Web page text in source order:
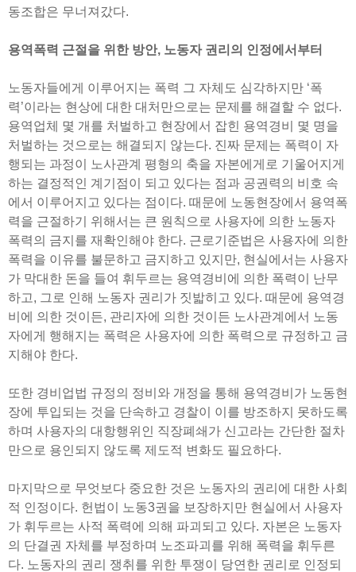
동조합은 무너져갔다.
용역폭력 근절을 위한 방안, 노동자 권리의 인정에서부터
노동자들에게 이루어지는 폭력 그 자체도 심각하지만 ‘폭
력’이라는 현상에 대한 대처만으로는 문제를 해결할 수 없다.
용역업체 몇 개를 처벌하고 현장에서 잡힌 용역경비 몇 명을
처벌하는 것으로는 해결되지 않는다. 진짜 문제는 폭력이 자
행되는 과정이 노사관계 평형의 축을 자본에게로 기울어지게
하는 결정적인 계기점이 되고 있다는 점과 공권력의 비호 속
에서 이루어지고 있다는 점이다. 때문에 노동현장에서 용역폭
력을 근절하기 위해서는 큰 원칙으로 사용자에 의한 노동자
폭력의 금지를 재확인해야 한다. 근로기준법은 사용자에 의한
폭력을 이유를 불문하고 금지하고 있지만, 현실에서는 사용자
가 막대한 돈을 들여 휘두르는 용역경비에 의한 폭력이 난무
하고, 그로 인해 노동자 권리가 짓밟히고 있다. 때문에 용역경
비에 의한 것이든, 관리자에 의한 것이든 노사관계에서 노동
자에게 행해지는 폭력은 사용자에 의한 폭력으로 규정하고 금
지해야 한다.
또한 경비업법 규정의 정비와 개정을 통해 용역경비가 노동현
장에 투입되는 것을 단속하고 경찰이 이를 방조하지 못하도록
하며 사용자의 대항행위인 직장폐쇄가 신고라는 간단한 절차
만으로 용인되지 않도록 제도적 변화도 필요하다.
마지막으로 무엇보다 중요한 것은 노동자의 권리에 대한 사회
적 인정이다. 헌법이 노동3권을 보장하지만 현실에서 사용자
가 휘두르는 사적 폭력에 의해 파괴되고 있다. 자본은 노동자
의 단결권 자체를 부정하며 노조파괴를 위해 폭력을 휘두른
다. 노동자의 권리 쟁취를 위한 투쟁이 당연한 권리로 인정되